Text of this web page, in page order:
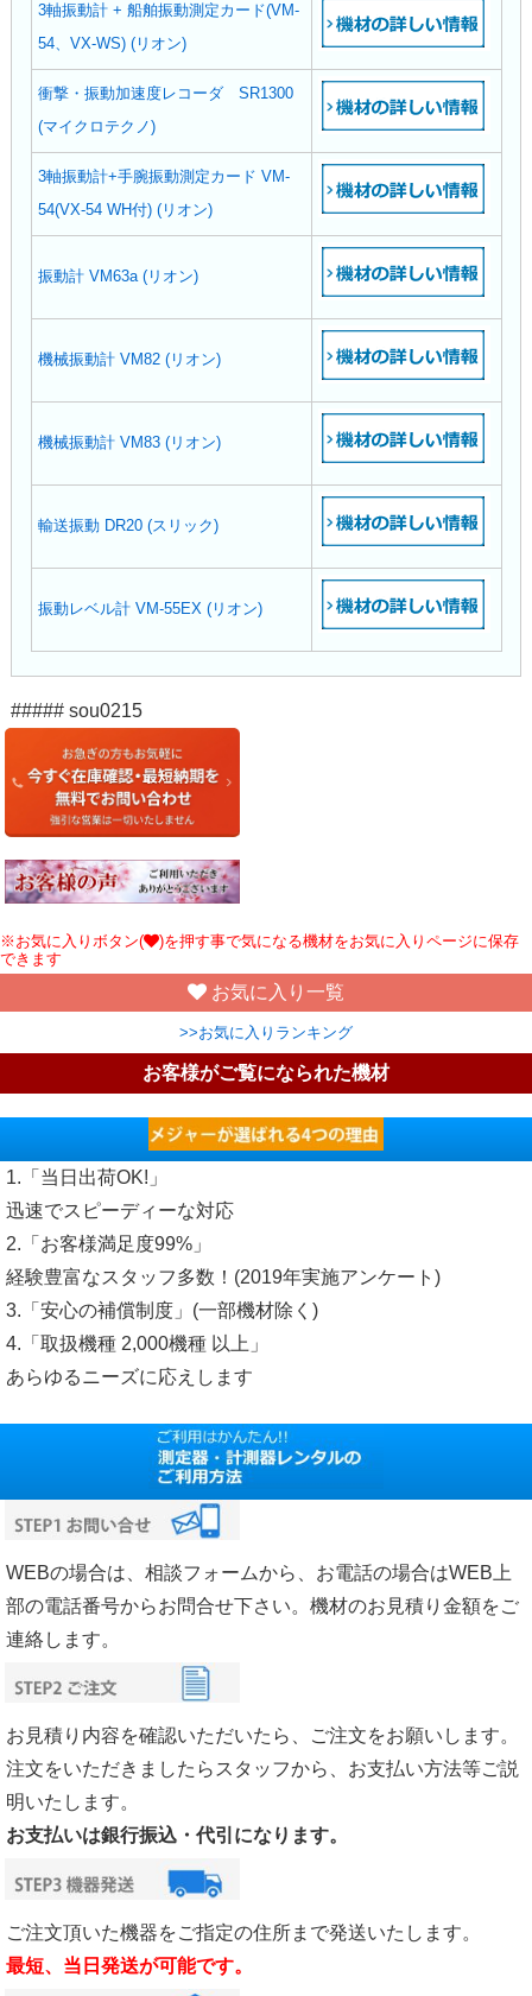
3軸振動計 + 船舶振動測定カード(VM-
54、VX-WS) (リオン)
衝撃・振動加速度レコーダ SR1300
(マイクロテクノ)
3軸振動計+手腕振動測定カード VM-
54(VX-54 WH付) (リオン)
振動計 VM63a (リオン)
機械振動計 VM82 (リオン)
機械振動計 VM83 (リオン)
輸送振動 DR20 (スリック)
振動レベル計 VM-55EX (リオン)
##### sou0215
※お気に入りボタン(
)を押す事で気になる機材をお気に入りページに保存
できます
お気に入り一覧
>>お気に入りランキング
お客様がご覧になられた機材
1.「当日出荷OK!」
迅速でスピーディーな対応
2.「お客様満足度99%」
経験豊富なスタッフ多数！(2019年実施アンケート)
3.「安心の補償制度」(一部機材除く)
4.「取扱機種 2,000機種 以上」
あらゆるニーズに応えします
WEBの場合は、相談フォームから、お電話の場合はWEB上
部の電話番号からお問合せ下さい。機材のお見積り金額をご
連絡します。
お見積り内容を確認いただいたら、ご注文をお願いします。
注文をいただきましたらスタッフから、お支払い方法等ご説
明いたします。
お支払いは銀行振込・代引になります。
ご注文頂いた機器をご指定の住所まで発送いたします。
最短、当日発送が可能です。